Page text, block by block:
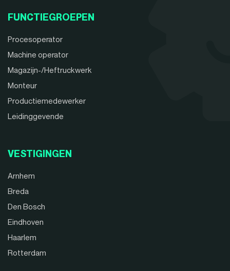
FUNCTIEGROEPEN
Procesoperator
Machine operator
Magazijn-/Heftruckwerk
Monteur
Productiemedewerker
Leidinggevende
VESTIGINGEN
Arnhem
Breda
Den Bosch
Eindhoven
Haarlem
Rotterdam